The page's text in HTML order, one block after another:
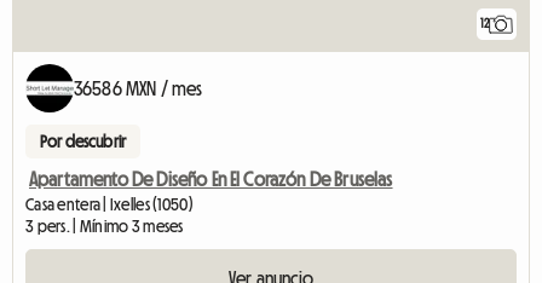
12
36586 MXN / mes
Por descubrir
Apartamento De Diseño En El Corazón De Bruselas
Casa entera | Ixelles (1050)
3 pers. | Mínimo 3 meses
Ver anuncio